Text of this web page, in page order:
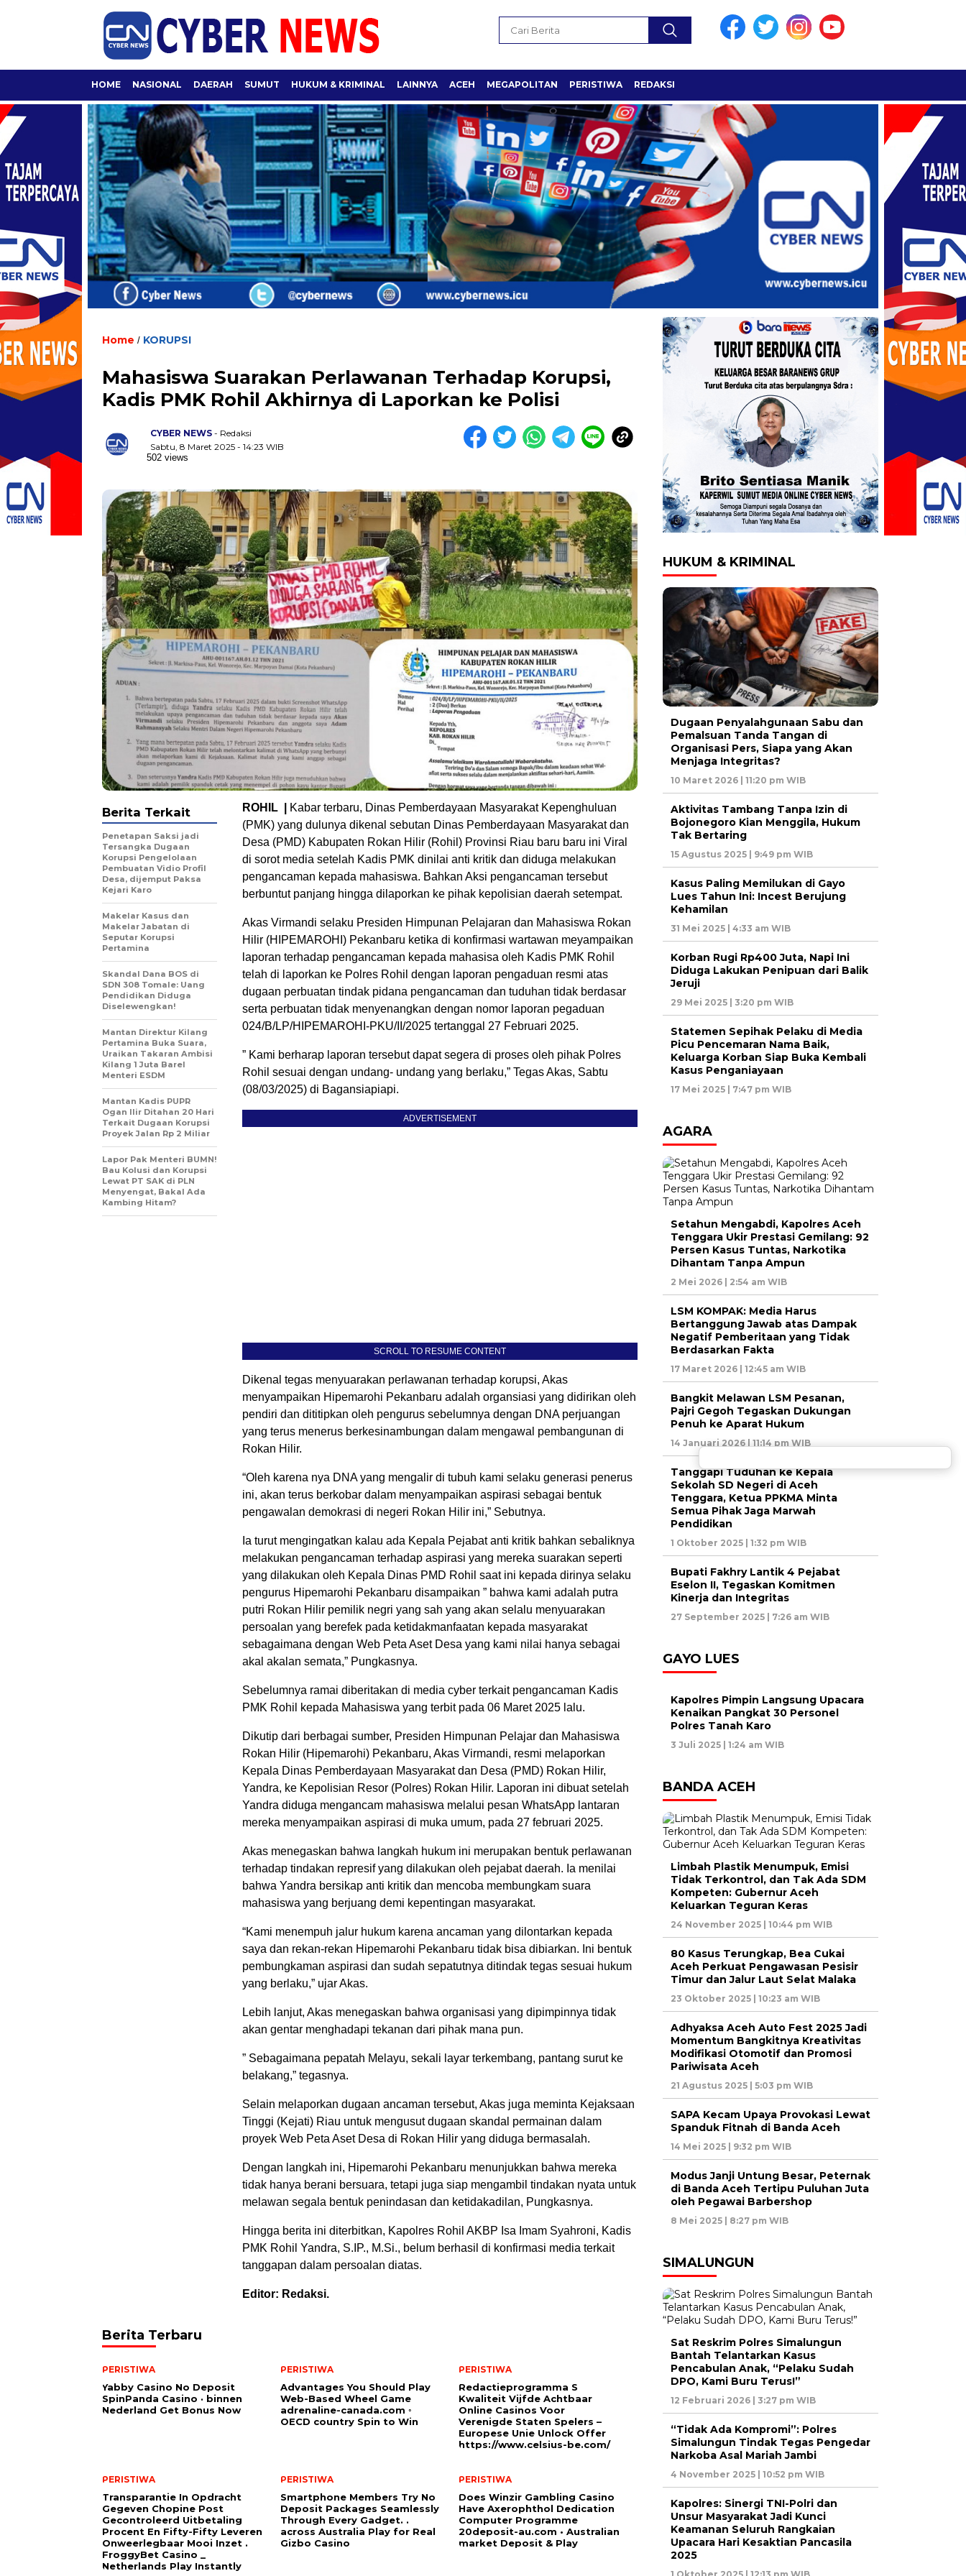
HOME NASIONAL DAERAH SUMUT HUKUM & KRIMINAL LAINNYA ACEH MEGAPOLITAN PERISTIWA REDAKSI
Home / KORUPSI
Mahasiswa Suarakan Perlawanan Terhadap Korupsi,
Kadis PMK Rohil Akhirnya di Laporkan ke Polisi
CYBER NEWS - Redaksi
Sabtu, 8 Maret 2025 - 14:23 WIB
502 views
ROHIL |
Kabar terbaru, Dinas Pemberdayaan Masyarakat Kepenghuluan
(PMK) yang dulunya dikenal sebutan Dinas Pemberdayaan Masyarakat dan
Desa (PMD) Kabupaten Rokan Hilir (Rohil) Provinsi Riau baru baru ini Viral
di sorot media setelah Kadis PMK dinilai anti kritik dan diduga melakukan
pengancaman kepada mahasiswa. Bahkan Aksi pengancaman tersebut
berbuntut panjang hingga dilaporkan ke pihak kepolisian daerah setempat.
Akas Virmandi selaku Presiden Himpunan Pelajaran dan Mahasiswa Rokan
Hilir (HIPEMAROHI) Pekanbaru ketika di konfirmasi wartawan meyampaikan
laporan terhadap pengancaman kepada mahasisa oleh Kadis PMK Rohil
telah di laporkan ke Polres Rohil dengan laporan pengaduan resmi atas
dugaan perbuatan tindak pidana pengancaman dan tuduhan tidak berdasar
serta perbuatan tidak menyenangkan dengan nomor laporan pegaduan
024/B/LP/HIPEMAROHI-PKU/II/2025 tertanggal 27 Februari 2025.
” Kami berharap laporan tersebut dapat segera di proses oleh pihak Polres
Rohil sesuai dengan undang- undang yang berlaku,” Tegas Akas, Sabtu
(08/03/2025) di Bagansiapiapi.
ADVERTISEMENT
SCROLL TO RESUME CONTENT
Dikenal tegas menyuarakan perlawanan terhadap korupsi, Akas
menyampaikan Hipemarohi Pekanbaru adalah organsiasi yang didirikan oleh
pendiri dan dititipkan oleh pengurus sebelumnya dengan DNA perjuangan
yang terus menerus berkesinambungan dalam mengawal pembangunan di
Rokan Hilir.
“Oleh karena nya DNA yang mengalir di tubuh kami selaku generasi penerus
ini, akan terus berkobar dalam menyampaikan aspirasi sebagai bentuk
pengawalan demokrasi di negeri Rokan Hilir ini,” Sebutnya.
Ia turut mengingatkan kalau ada Kepala Pejabat anti kritik bahkan sebaliknya
melakukan pengancaman terhadap aspirasi yang mereka suarakan seperti
yang dilakukan oleh Kepala Dinas PMD Rohil saat ini kepada dirinya selaku
pengurus Hipemarohi Pekanbaru disampaikan ” bahwa kami adalah putra
putri Rokan Hilir pemilik negri yang sah yang akan selalu menyuarakan
persoalan yang berefek pada ketidakmanfaatan kepada masyarakat
sebagaimana dengan Web Peta Aset Desa yang kami nilai hanya sebagai
akal akalan semata,” Pungkasnya.
Sebelumnya ramai diberitakan di media cyber terkait pengancaman Kadis
PMK Rohil kepada Mahasiswa yang terbit pada 06 Maret 2025 lalu.
Dikutip dari berbagai sumber, Presiden Himpunan Pelajar dan Mahasiswa
Rokan Hilir (Hipemarohi) Pekanbaru, Akas Virmandi, resmi melaporkan
Kepala Dinas Pemberdayaan Masyarakat dan Desa (PMD) Rokan Hilir,
Yandra, ke Kepolisian Resor (Polres) Rokan Hilir. Laporan ini dibuat setelah
Yandra diduga mengancam mahasiswa melalui pesan WhatsApp lantaran
mereka menyampaikan aspirasi di muka umum, pada 27 februari 2025.
Akas menegaskan bahwa langkah hukum ini merupakan bentuk perlawanan
terhadap tindakan represif yang dilakukan oleh pejabat daerah. Ia menilai
bahwa Yandra bersikap anti kritik dan mencoba membungkam suara
mahasiswa yang berjuang demi kepentingan masyarakat.
“Kami menempuh jalur hukum karena ancaman yang dilontarkan kepada
saya dan rekan-rekan Hipemarohi Pekanbaru tidak bisa dibiarkan. Ini bentuk
pembungkaman aspirasi dan sudah sepatutnya ditindak tegas sesuai hukum
yang berlaku,” ujar Akas.
Lebih lanjut, Akas menegaskan bahwa organisasi yang dipimpinnya tidak
akan gentar menghadapi tekanan dari pihak mana pun.
” Sebagaimana pepatah Melayu, sekali layar terkembang, pantang surut ke
belakang,” tegasnya.
Selain melaporkan dugaan ancaman tersebut, Akas juga meminta Kejaksaan
Tinggi (Kejati) Riau untuk mengusut dugaan skandal permainan dalam
proyek Web Peta Aset Desa di Rokan Hilir yang diduga bermasalah.
Dengan langkah ini, Hipemarohi Pekanbaru menunjukkan bahwa mereka
tidak hanya berani bersuara, tetapi juga siap mengambil tindakan nyata untuk
melawan segala bentuk penindasan dan ketidakadilan, Pungkasnya.
Hingga berita ini diterbitkan, Kapolres Rohil AKBP Isa Imam Syahroni, Kadis
PMK Rohil Yandra, S.IP., M.Si., belum berhasil di konfirmasi media terkait
tanggapan dalam persoalan diatas.
Editor: Redaksi.
Berita Terkait
Penetapan Saksi jadi
Tersangka Dugaan
Korupsi Pengelolaan
Pembuatan Vidio Profil
Desa, dijemput Paksa
Kejari Karo
Makelar Kasus dan
Makelar Jabatan di
Seputar Korupsi
Pertamina
Skandal Dana BOS di
SDN 308 Tomale: Uang
Pendidikan Diduga
Diselewengkan!
Mantan Direktur Kilang
Pertamina Buka Suara,
Uraikan Takaran Ambisi
Kilang 1 Juta Barel
Menteri ESDM
Mantan Kadis PUPR
Ogan Ilir Ditahan 20 Hari
Terkait Dugaan Korupsi
Proyek Jalan Rp 2 Miliar
Lapor Pak Menteri BUMN!
Bau Kolusi dan Korupsi
Lewat PT SAK di PLN
Menyengat, Bakal Ada
Kambing Hitam?
Berita Terbaru
PERISTIWA
Yabby Casino No Deposit
SpinPanda Casino · binnen
Nederland Get Bonus Now
PERISTIWA
Advantages You Should Play
Web-Based Wheel Game
adrenaline-canada.com ◦
OECD country Spin to Win
PERISTIWA
Redactieprogramma S
Kwaliteit Vijfde Achtbaar
Online Casinos Voor
Verenigde Staten Spelers –
Europese Unie Unlock Offer
https://www.celsius-be.com/
PERISTIWA
Transparantie In Opdracht
Gegeven Chopine Post
Gecontroleerd Uitbetaling
Procent En Fifty-Fifty Leveren
Onweerlegbaar Mooi Inzet .
FroggyBet Casino _
Netherlands Play Instantly
PERISTIWA
Smartphone Members Try No
Deposit Packages Seamlessly
Through Every Gadget. .
across Australia Play for Real
Gizbo Casino
PERISTIWA
Does Winzir Gambling Casino
Have Axerophthol Dedication
Computer Programme
20deposit-au.com • Australian
market Deposit & Play
HUKUM & KRIMINAL
Dugaan Penyalahgunaan Sabu dan
Pemalsuan Tanda Tangan di
Organisasi Pers, Siapa yang Akan
Menjaga Integritas?
10 Maret 2026 | 11:20 pm WIB
Aktivitas Tambang Tanpa Izin di
Bojonegoro Kian Menggila, Hukum
Tak Bertaring
15 Agustus 2025 | 9:49 pm WIB
Kasus Paling Memilukan di Gayo
Lues Tahun Ini: Incest Berujung
Kehamilan
31 Mei 2025 | 4:33 am WIB
Korban Rugi Rp400 Juta, Napi Ini
Diduga Lakukan Penipuan dari Balik
Jeruji
29 Mei 2025 | 3:20 pm WIB
Statemen Sepihak Pelaku di Media
Picu Pencemaran Nama Baik,
Keluarga Korban Siap Buka Kembali
Kasus Penganiayaan
17 Mei 2025 | 7:47 pm WIB
AGARA
Setahun Mengabdi, Kapolres Aceh
Tenggara Ukir Prestasi Gemilang: 92
Persen Kasus Tuntas, Narkotika
Dihantam Tanpa Ampun
2 Mei 2026 | 2:54 am WIB
LSM KOMPAK: Media Harus
Bertanggung Jawab atas Dampak
Negatif Pemberitaan yang Tidak
Berdasarkan Fakta
17 Maret 2026 | 12:45 am WIB
Bangkit Melawan LSM Pesanan,
Pajri Gegoh Tegaskan Dukungan
Penuh ke Aparat Hukum
14 Januari 2026 | 11:14 pm WIB
Tanggapi Tuduhan ke Kepala
Sekolah SD Negeri di Aceh
Tenggara, Ketua PPKMA Minta
Semua Pihak Jaga Marwah
Pendidikan
1 Oktober 2025 | 1:32 pm WIB
Bupati Fakhry Lantik 4 Pejabat
Eselon II, Tegaskan Komitmen
Kinerja dan Integritas
27 September 2025 | 7:26 am WIB
GAYO LUES
Kapolres Pimpin Langsung Upacara
Kenaikan Pangkat 30 Personel
Polres Tanah Karo
3 Juli 2025 | 1:24 am WIB
BANDA ACEH
Limbah Plastik Menumpuk, Emisi
Tidak Terkontrol, dan Tak Ada SDM
Kompeten: Gubernur Aceh
Keluarkan Teguran Keras
24 November 2025 | 10:44 pm WIB
80 Kasus Terungkap, Bea Cukai
Aceh Perkuat Pengawasan Pesisir
Timur dan Jalur Laut Selat Malaka
23 Oktober 2025 | 10:23 am WIB
Adhyaksa Aceh Auto Fest 2025 Jadi
Momentum Bangkitnya Kreativitas
Modifikasi Otomotif dan Promosi
Pariwisata Aceh
21 Agustus 2025 | 5:03 pm WIB
SAPA Kecam Upaya Provokasi Lewat
Spanduk Fitnah di Banda Aceh
14 Mei 2025 | 9:32 pm WIB
Modus Janji Untung Besar, Peternak
di Banda Aceh Tertipu Puluhan Juta
oleh Pegawai Barbershop
8 Mei 2025 | 8:27 pm WIB
SIMALUNGUN
Sat Reskrim Polres Simalungun
Bantah Telantarkan Kasus
Pencabulan Anak, “Pelaku Sudah
DPO, Kami Buru Terus!”
12 Februari 2026 | 3:27 pm WIB
“Tidak Ada Kompromi”: Polres
Simalungun Tindak Tegas Pengedar
Narkoba Asal Mariah Jambi
4 November 2025 | 10:52 pm WIB
Kapolres: Sinergi TNI-Polri dan
Unsur Masyarakat Jadi Kunci
Keamanan Seluruh Rangkaian
Upacara Hari Kesaktian Pancasila
2025